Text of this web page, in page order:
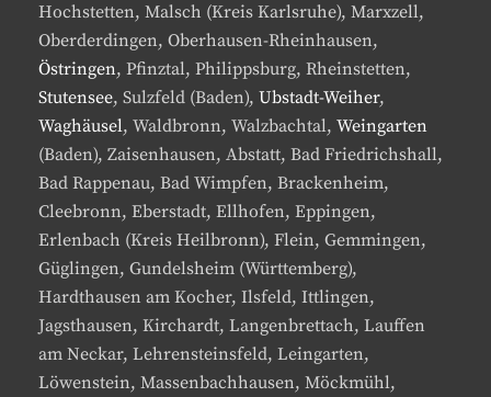
Hochstetten, Malsch (Kreis Karlsruhe), Marxzell,
Oberderdingen, Oberhausen-Rheinhausen,
Östringen, Pfinztal, Philippsburg, Rheinstetten,
Stutensee, Sulzfeld (Baden), Ubstadt-Weiher,
Waghäusel, Waldbronn, Walzbachtal, Weingarten
(Baden), Zaisenhausen, Abstatt, Bad Friedrichshall,
Bad Rappenau, Bad Wimpfen, Brackenheim,
Cleebronn, Eberstadt, Ellhofen, Eppingen,
Erlenbach (Kreis Heilbronn), Flein, Gemmingen,
Güglingen, Gundelsheim (Württemberg),
Hardthausen am Kocher, Ilsfeld, Ittlingen,
Jagsthausen, Kirchardt, Langenbrettach, Lauffen
am Neckar, Lehrensteinsfeld, Leingarten,
Löwenstein, Massenbachhausen, Möckmühl,